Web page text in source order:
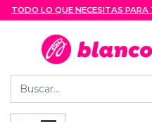
TODO LO QUE NECESITAS